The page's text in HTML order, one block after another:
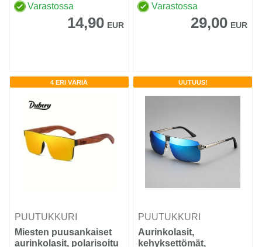
Varastossa
14,90 EUR
Varastossa
29,00 EUR
4 ERI VÄRIÄ
PUUTUKKURI
Miesten puusankaiset
aurinkolasit, polarisoitu
UUTUUS!
PUUTUKKURI
Aurinkolasit,
kehyksettömät,